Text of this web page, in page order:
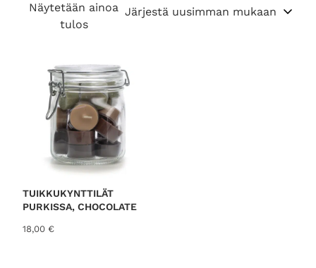
Näytetään ainoa
tulos
TUIKKUKYNTTILÄT
PURKISSA, CHOCOLATE
18,00 €